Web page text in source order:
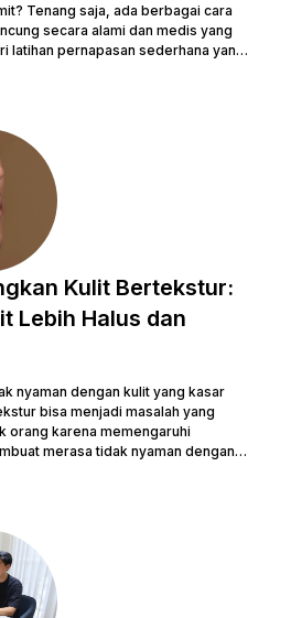
Tenang saja, ada berbagai cara
secara alami dan medis yang
latihan pernapasan sederhana yang
prosedur medis yang lebih
temukan cara terbaik yang sesuai
raih penampilan yang...
Kulit Bertekstur:
Lebih Halus dan
nyaman dengan kulit yang kasar
bisa menjadi masalah yang
orang karena memengaruhi
merasa tidak nyaman dengan
khawatir, ada berbagai cara
cara menghilangkan kulit
langkah perawatan yang
Dari penggunaan produk yang sesuai